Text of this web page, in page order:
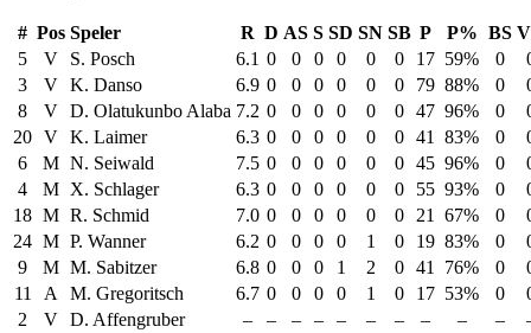
# Pos Speler R D AS S SD SN SB P P% BS
5
V S. Posch 6.1 0 0 0 0 0 0 17 59% 0
3
V K. Danso 6.9 0 0 0 0 0 0 79 88% 0
8
V D. Olatukunbo Alaba 7.2 0 0 0 0 0 0 47 96% 0
20 V K. Laimer 6.3 0 0 0 0 0 0 41 83% 0
6
M N. Seiwald 7.5 0 0 0 0 0 0 45 96% 0
4
M X. Schlager 6.3 0 0 0 0 0 0 55 93% 0
18 M R. Schmid 7.0 0 0 0 0 0 0 21 67% 0
24 M P. Wanner 6.2 0 0 0 0 1 0 19 83% 0
9
M M. Sabitzer 6.8 0 0 0 1 2 0 41 76% 0
11
A M. Gregoritsch 6.7 0 0 0 0 1 0 17 53% 0
2
V D. Affengruber – – – – – – – – – –